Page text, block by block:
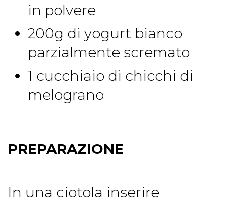
in polvere
200g di yogurt bianco
parzialmente scremato
1 cucchiaio di chicchi di
melograno
PREPARAZIONE
In una ciotola inserire